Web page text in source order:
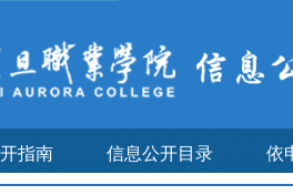
指南 信息公开目录 依